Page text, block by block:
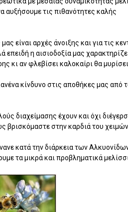
αυξήσουμε τις πιθανότητες καλής
είναι αρχές άνοιξης και για τις
η αισιοδοξία μας
κι αν φλεβίσει καλοκαίρι θα
κίνδυνο στις αποθήκες μας από
διαχείμασης έχουν και όχι
βρισκόμαστε στην καρδιά του
κατά την διάρκεια των
τα μικρά και προβληματικά